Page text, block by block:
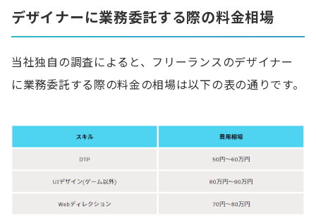
準委任契約
実力がある
フリーランスのデザイナーに業務委託する方法
デザイナーに業務委託する際の料金相場
当社独自の調査によると、フリーランスのデザイナー
に業務委託する際の料金の相場は以下の表の通りです。